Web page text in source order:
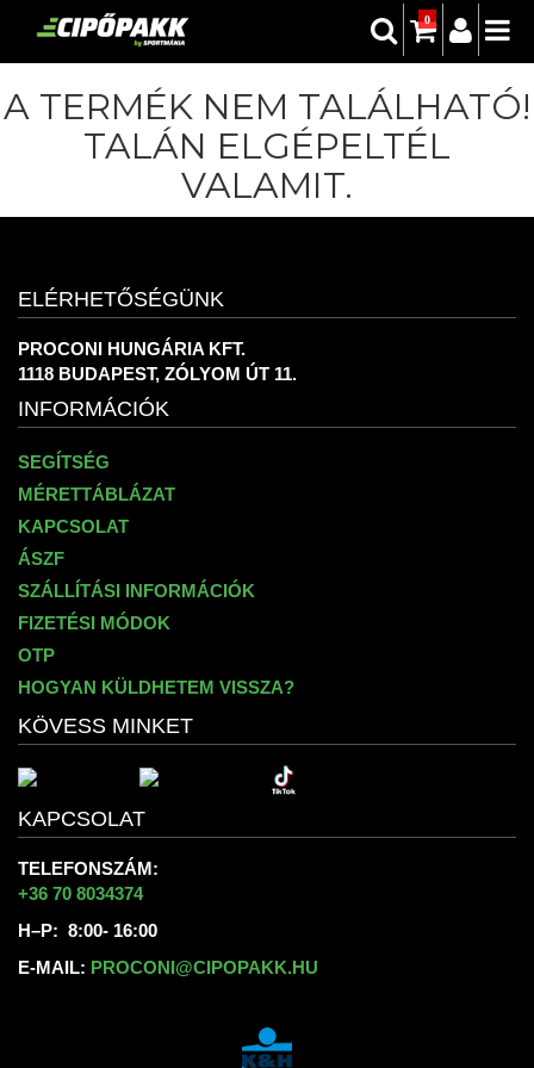
0
A TERMÉK NEM TALÁLHATÓ!
TALÁN ELGÉPELTÉL
VALAMIT.
ELÉRHETŐSÉGÜNK
PROCONI HUNGÁRIA KFT.
1118 BUDAPEST, ZÓLYOM ÚT 11.
INFORMÁCIÓK
SEGÍTSÉG
MÉRETTÁBLÁZAT
KAPCSOLAT
ÁSZF
SZÁLLÍTÁSI INFORMÁCIÓK
FIZETÉSI MÓDOK
OTP
HOGYAN KÜLDHETEM VISSZA?
KÖVESS MINKET
KAPCSOLAT
TELEFONSZÁM:
+36 70 8034374
H–P: 8:00- 16:00
E-MAIL: PROCONI@CIPOPAKK.HU